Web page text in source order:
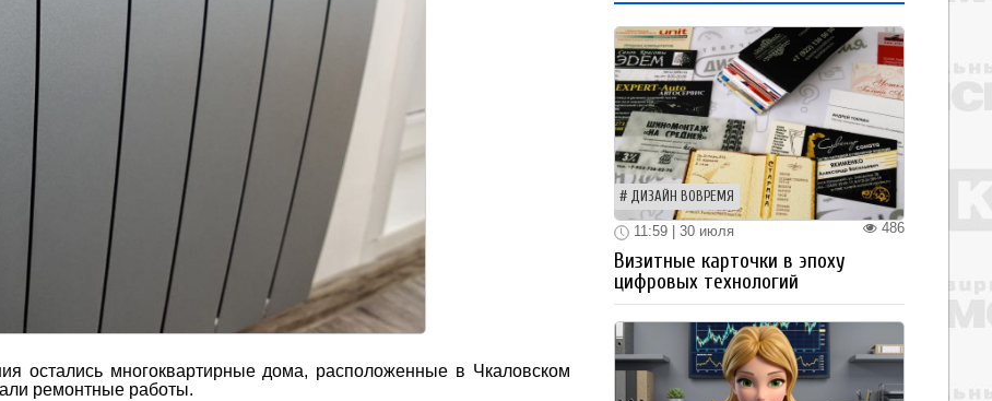
остались многоквартирные дома, расположенные в Чкаловском
ремонтные работы.
ДИЗАЙН ВОВРЕМЯ
486
11:59 | 30 июля
Визитные карточки в эпоху
цифровых технологий